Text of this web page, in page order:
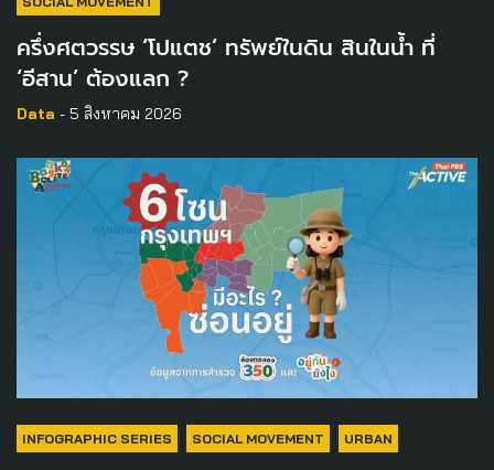
ครึ่งศตวรรษ ‘โปแตช’ ทรัพย์ในดิน สินในน้ำ ที่
‘อีสาน’ ต้องแลก ?
Data - 5 สิงหาคม 2026
INFOGRAPHIC SERIES SOCIAL MOVEMENT URBAN